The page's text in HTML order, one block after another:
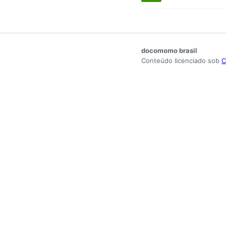
docomomo brasil
Conteúdo licenciado sob